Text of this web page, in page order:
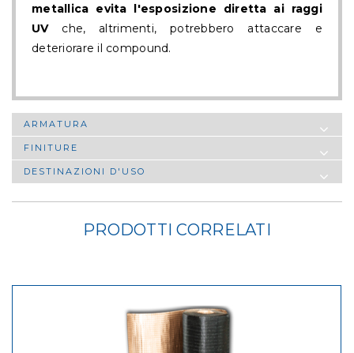
metallica evita l'esposizione diretta ai raggi
UV che, altrimenti, potrebbero attaccare e
deteriorare il compound.
ARMATURA
FINITURE
DESTINAZIONI D'USO
PRODOTTI CORRELATI